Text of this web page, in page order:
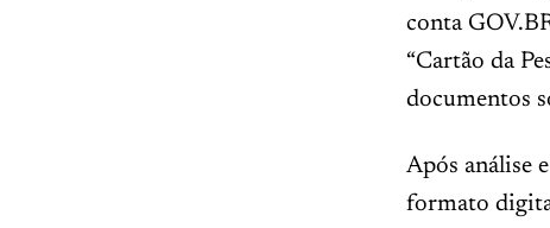
conta
“Cartão da
documentos
Após análise
formato